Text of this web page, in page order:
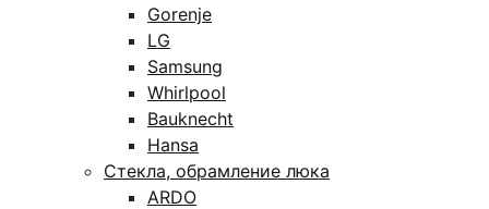
Gorenje
LG
Samsung
Whirlpool
Bauknecht
Hansa
Стекла, обрамление люка
ARDO